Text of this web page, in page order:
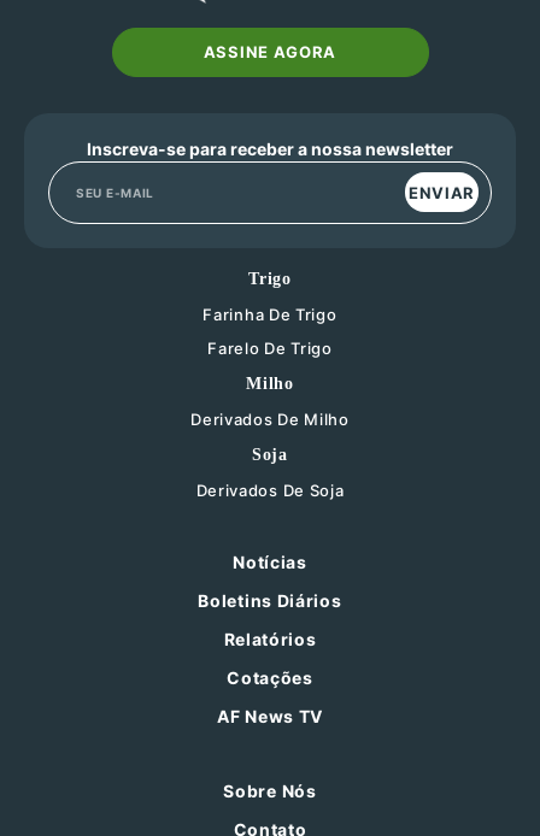
ASSINE AGORA
Inscreva-se para receber a nossa newsletter
ENVIAR
Trigo
Farinha De Trigo
Farelo De Trigo
Milho
Derivados De Milho
Soja
Derivados De Soja
Notícias
Boletins Diários
Relatórios
Cotações
AF News TV
Sobre Nós
Contato